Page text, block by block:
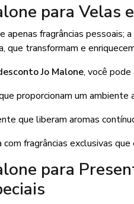
para Velas
apenas fragrâncias
que transformam e
Jo Malone, você pode
proporcionam um
que liberam aromas
com fragrâncias exclusivas
para